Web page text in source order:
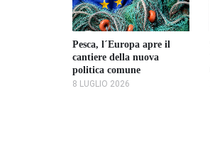
Pesca, l´Europa apre il
cantiere della nuova
politica comune
8 LUGLIO 2026